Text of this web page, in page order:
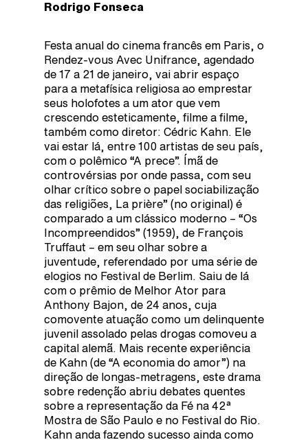
Rodrigo Fonseca
Festa anual do cinema francês em Paris, o
Rendez-vous Avec Unifrance, agendado
de 17 a 21 de janeiro, vai abrir espaço
para a metafísica religiosa ao emprestar
seus holofotes a um ator que vem
crescendo esteticamente, filme a filme,
também como diretor: Cédric Kahn. Ele
vai estar lá, entre 100 artistas de seu país,
com o polêmico “A prece”. Ímã de
controvérsias por onde passa, com seu
olhar crítico sobre o papel sociabilização
das religiões, La prière” (no original) é
comparado a um clássico moderno – “Os
Incompreendidos” (1959), de François
Truffaut – em seu olhar sobre a
juventude, referendado por uma série de
elogios no Festival de Berlim. Saiu de lá
com o prêmio de Melhor Ator para
Anthony Bajon, de 24 anos, cuja
comovente atuação como um delinquente
juvenil assolado pelas drogas comoveu a
capital alemã. Mais recente experiência
de Kahn (de “A economia do amor”) na
direção de longas-metragens, este drama
sobre redenção abriu debates quentes
sobre a representação da Fé na 42ª
Mostra de São Paulo e no Festival do Rio.
Kahn anda fazendo sucesso ainda como